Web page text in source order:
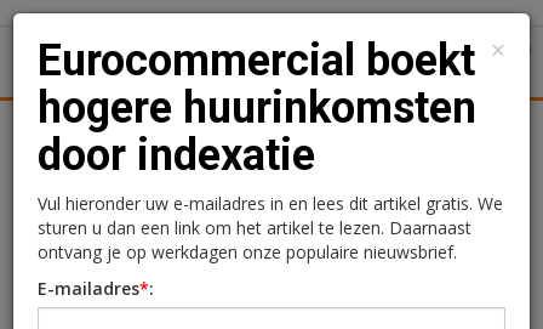
Kantoren Retail Logistiek
Eurocommercial boekt
hogere huurinkomsten
door indexatie
×
Eurocommercial boekt
hogere huurinkomsten
door indexatie
Vul hieronder uw e-mailadres in en lees dit artikel gratis. We
sturen u dan een link om het artikel te lezen. Daarnaast
ontvang je op werkdagen onze populaire nieuwsbrief.
E-mailadres*: